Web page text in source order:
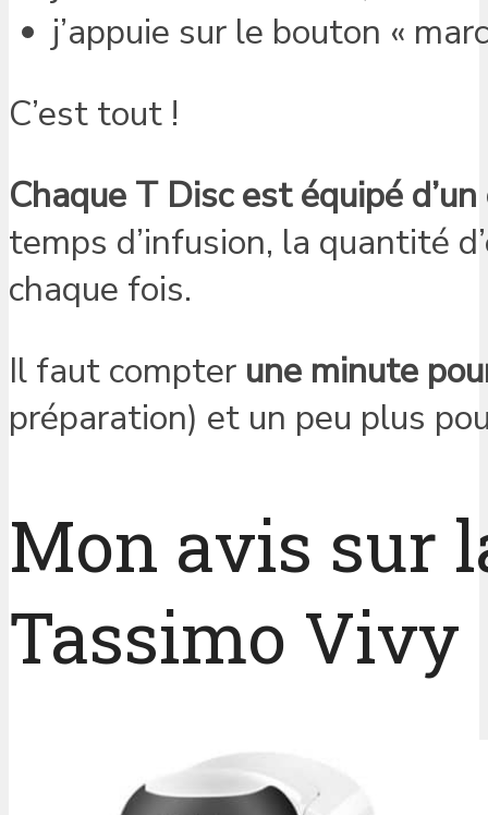
j’appuie sur le bouton «
C’est tout !
Chaque T Disc est équipé
temps d’infusion, la quantité
chaque fois.
Il faut compter une minute
préparation) et un peu plus
Mon avis sur
Tassimo Vivy